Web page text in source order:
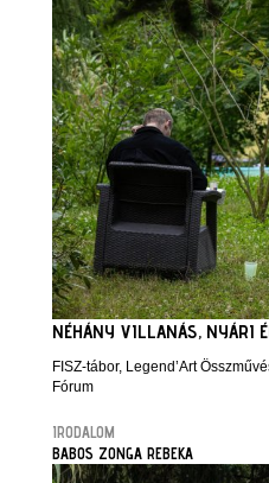
NÉHÁNY VILLANÁS, NYÁRI
FISZ-tábor, Legend’Art
Fórum
IRODALOM
BABOS ZONGA REBEKA